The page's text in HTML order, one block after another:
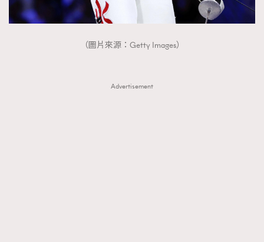
（圖片來源：Getty Images）
Advertisement